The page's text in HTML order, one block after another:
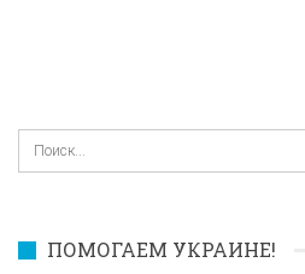
ПОМОГАЕМ УКРАИНЕ!